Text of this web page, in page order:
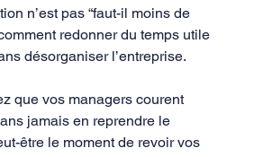
n’est pas “faut-il moins de
redonner du temps utile
désorganiser l’entreprise.
que vos managers courent
jamais en reprendre le
être le moment de revoir vos